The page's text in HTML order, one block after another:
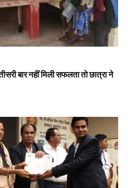
बार नहीं मिली सफलता तो छात्रा ने